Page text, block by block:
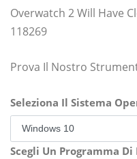
Overwatch 2 Will Have
118269
Prova Il Nostro
Seleziona Il Sistema
Scegli Un Programma